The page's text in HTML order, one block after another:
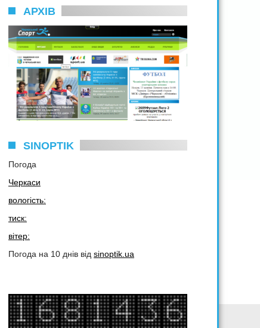
АРХІВ
SINOPTIK
Погода
Черкаси
вологість:
тиск:
вітер:
Погода на 10 днів від sinoptik.ua